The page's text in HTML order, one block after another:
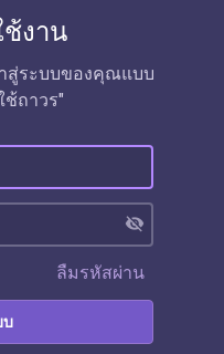
ช้งาน
สู่ระบบของคุณแบบ
ช้ถาวร"
visibility_off
ลืมรหัสผ่าน
บ